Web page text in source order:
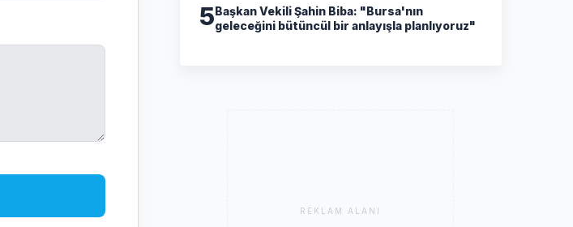
5Başkan Vekili Şahin Biba: "Bursa'nın
geleceğini bütüncül bir anlayışla planlıyoruz"
REKLAM ALANI